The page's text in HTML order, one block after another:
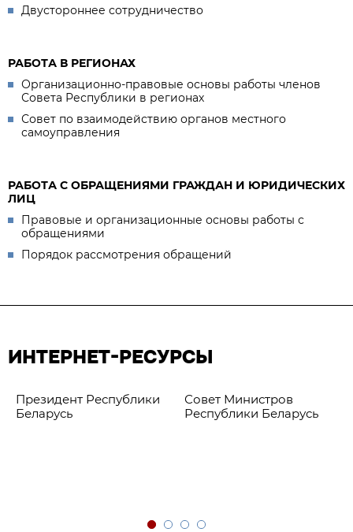
Двустороннее сотрудничество
РАБОТА В РЕГИОНАХ
Организационно-правовые основы работы членов
Совета Республики в регионах
Совет по взаимодействию органов местного
самоуправления
РАБОТА С ОБРАЩЕНИЯМИ ГРАЖДАН И ЮРИДИЧЕСКИХ
ЛИЦ
Правовые и организационные основы работы с
обращениями
Порядок рассмотрения обращений
ИНТЕРНЕТ-РЕСУРСЫ
Президент Республики
Беларусь
Совет Министров
Республики Беларусь